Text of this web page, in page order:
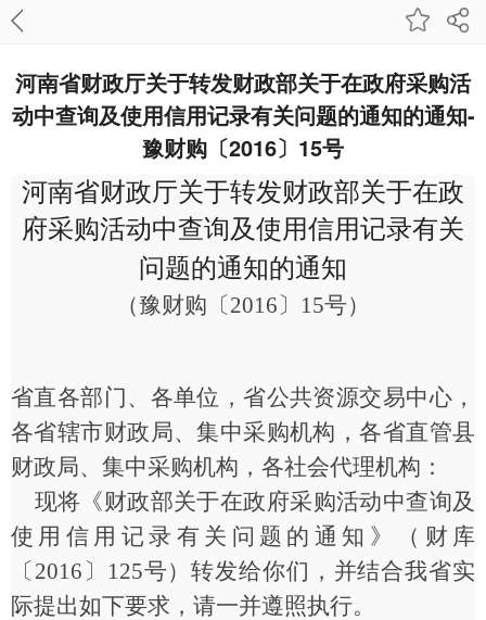
河南省财政厅关于转发财政部关于在政府采购活
动中查询及使用信用记录有关问题的通知的通知-
豫财购〔2016〕15号
河南省财政厅关于转发财政部关于在政
府采购活动中查询及使用信用记录有关
问题的通知的通知
（豫财购 〔2016〕15号）
省直各部门、各单位，省公共资源交易中心，
各省辖市财政局、集中采购机构，各省直管县
财政局、集中采购机构，各社会代理机构：
现将《财政部关于在政府采购活动中查询及
使用信用记录有关问题的通知》（财库
〔 2016〕125号）转发给你们，并结合我省实
际提出如下要求，请一并遵照执行。